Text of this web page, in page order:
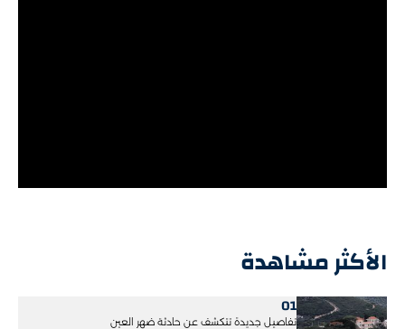
الأكثر مشاهدة
01
تفاصيل جديدة تتكشف عن حادثة ضهر العين